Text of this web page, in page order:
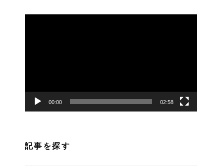
ー
00:00 02:58
記事を探す